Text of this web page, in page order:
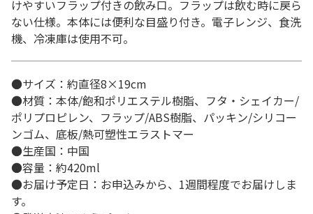
けやすいフラップ付きの飲み口。フラップは飲む時に戻ら
ない仕様。本体には便利な目盛り付き。電子レンジ、食洗
機、冷凍庫は使用不可。
●サイズ：約直径8×19cm
●材質：本体/飽和ポリエステル樹脂、フタ・シェイカー/
ポリプロピレン、フラップ/ABS樹脂、パッキン/シリコー
ンゴム、底板/熱可塑性エラストマー
●生産国：中国
●容量：約420ml
●お届け予定日：お申込みから、1週間程度でお届けしま
す。